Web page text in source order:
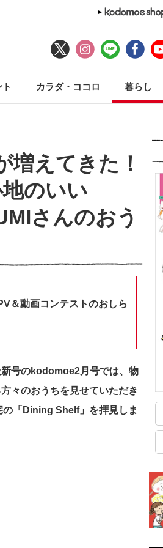
カラダ・ココロ 暮らし
増えてきた！
のいい
さんのおう
＆動画コンテストのおしら
号のkodomoe2月号では、物
々のおうちを見せていただき
「Dining Shelf」を拝見しま